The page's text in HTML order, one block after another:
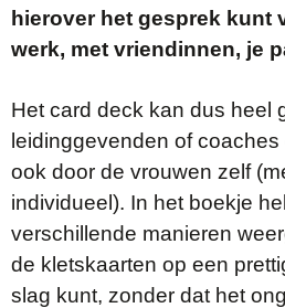
hierover het gesprek kunt
werk, met vriendinnen, je
Het card deck kan dus heel
leidinggevenden of
ook door de vrouwen zelf
individueel). In het boekje
verschillende manieren
de kletskaarten op een
slag kunt, zonder dat het